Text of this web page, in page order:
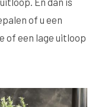
of u een
of een lage uitloop